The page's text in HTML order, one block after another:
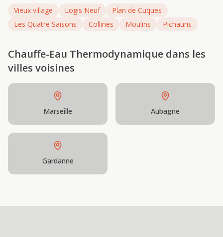
Vieux village Logis Neuf
Plan de Cuques
Les Quatre Saisons
Collines Moulins Pichauris
Chauffe-Eau Thermodynamique dans les
villes voisines
Marseille Aubagne
Gardanne